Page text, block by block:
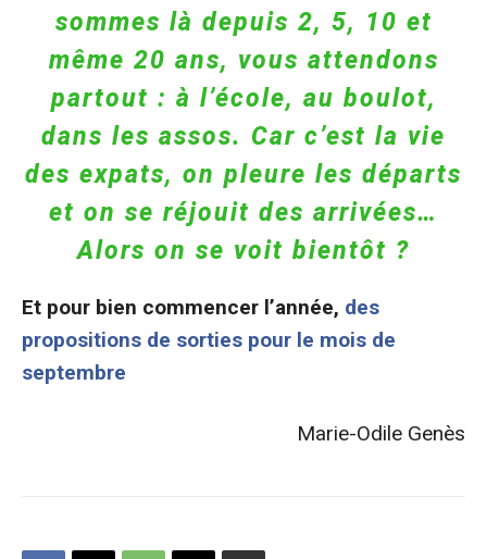
sommes là depuis 2, 5, 10 et
même 20 ans, vous attendons
partout : à l’école, au boulot,
dans les assos. Car c’est la vie
des expats, on pleure les départs
et on se réjouit des arrivées…
Alors on se voit bientôt ?
Et pour bien commencer l’année, des
propositions de sorties pour le mois de
septembre
Marie-Odile Genès